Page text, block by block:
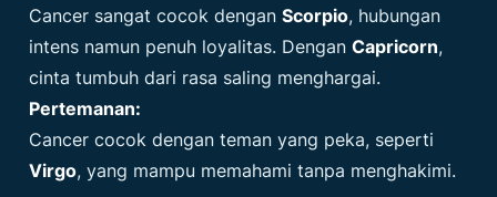
Cancer sangat cocok denganScorpio, hubungan
intens namun penuh loyalitas. DenganCapricorn,
cinta tumbuh dari rasa saling menghargai.
Pertemanan:
Cancer cocok dengan teman yang peka, seperti
Virgo, yang mampu memahami tanpa menghakimi.